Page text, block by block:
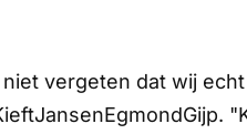
vergeten dat wij
.